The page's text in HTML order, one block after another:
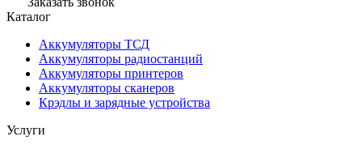
Каталог
Аккумуляторы ТСД
Аккумуляторы радиостанций
Аккумуляторы принтеров
Аккумуляторы сканеров
Крэдлы и зарядные устройства
Услуги